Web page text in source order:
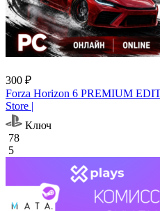
300 ₽
Forza Horizon 6 PREMIUM
Store |
Ключ
78
5